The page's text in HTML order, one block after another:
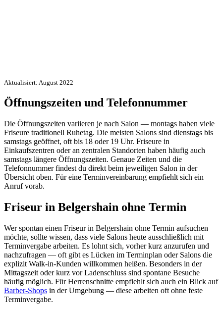
Aktualisiert: August 2022
Öffnungszeiten und Telefonnummer
Die Öffnungszeiten variieren je nach Salon — montags haben viele
Friseure traditionell Ruhetag. Die meisten Salons sind dienstags bis
samstags geöffnet, oft bis 18 oder 19 Uhr. Friseure in
Einkaufszentren oder an zentralen Standorten haben häufig auch
samstags längere Öffnungszeiten. Genaue Zeiten und die
Telefonnummer findest du direkt beim jeweiligen Salon in der
Übersicht oben. Für eine Terminvereinbarung empfiehlt sich ein
Anruf vorab.
Friseur in Belgershain ohne Termin
Wer spontan einen Friseur in Belgershain ohne Termin aufsuchen
möchte, sollte wissen, dass viele Salons heute ausschließlich mit
Terminvergabe arbeiten. Es lohnt sich, vorher kurz anzurufen und
nachzufragen — oft gibt es Lücken im Terminplan oder Salons die
explizit Walk-in-Kunden willkommen heißen. Besonders in der
Mittagszeit oder kurz vor Ladenschluss sind spontane Besuche
häufig möglich. Für Herrenschnitte empfiehlt sich auch ein Blick auf
Barber-Shops in der Umgebung — diese arbeiten oft ohne feste
Terminvergabe.